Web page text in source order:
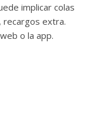
implicar colas
recargos extra.
o la app.